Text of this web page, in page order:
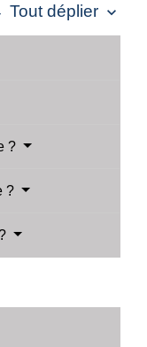
Tout déplier keyboard_arrow_down
?
?